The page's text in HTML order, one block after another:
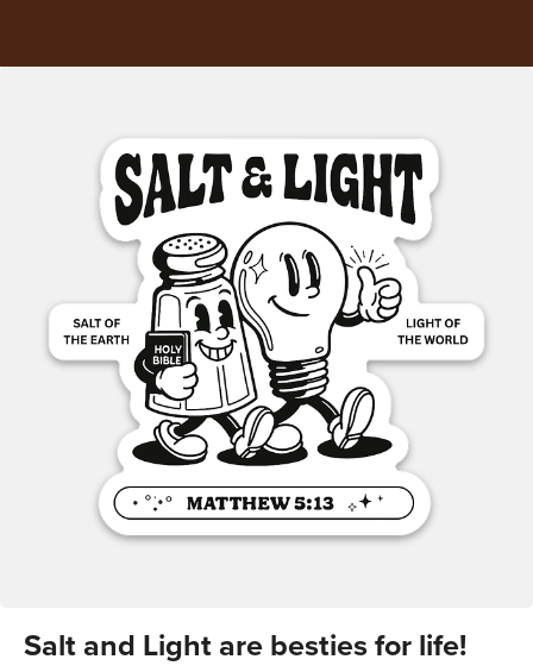
Salt and Light are besties for life!